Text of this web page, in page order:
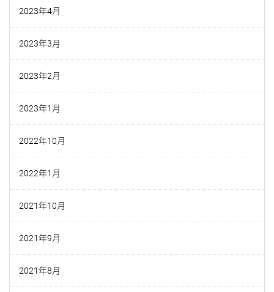
2023年4月
2023年3月
2023年2月
2023年1月
2022年10月
2022年1月
2021年10月
2021年9月
2021年8月